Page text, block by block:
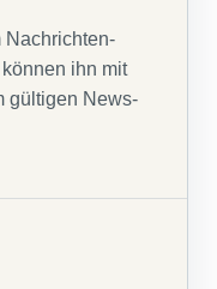
Nachrichten-
ihn mit
gültigen News-